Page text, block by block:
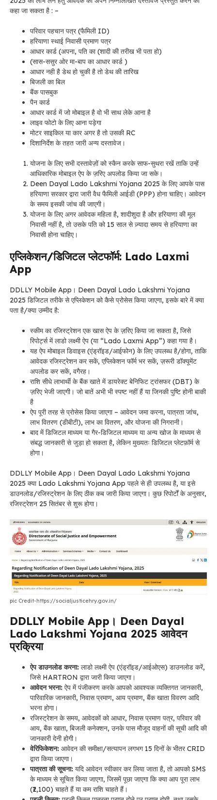
कहा जा सकता है : –
परिवार पहचान पत्र (फैमिली ID)
हरियाणा स्थाई निवासी प्रमाण पत्र
आधार कार्ड (अपना, पति का (शादी की तरीख भी पता हो)
(सास-ससुर ओर मा-बाप का आधार कार्ड )
आधार नही है डेथ हो चुकी है तो डेथ की तारिख
बिजली का बिल
बैंक पासबुक
पैन कार्ड
आधार कार्ड में जो मोबाइल है वो भी साथ लेके आना है
लाइव फोटो के लिए आना पड़ेगा
मोटर साइकिल या कार अगर है तो उसकी RC
दिशानिर्देश के तहत जारी अन्य दस्तावेज।
योजनाके लिएसभी दस्तावेज़ों को स्कैन करके साफ-सुथरा रखें ताकि उन्हें
आधिकारिक मोबाइल ऐप के ज़रिए अपलोड किया जा सके।
Deen Dayal Lado Lakshmi Yojana 2025 के लिएआपके पास
हरियाणा सरकार द्वारा जारी वैध फैमिली आईडी (PPP) होना चाहिए। आवेदन
के समय इसकी जांच की जाएगी।
योजनाके लिएअगर आवेदक महिला है, शादीशुदा है और हरियाणा की मूल
निवासी नहीं है, तो उसके पति को 15 साल से ज़्यादा समय से हरियाणा का
निवासी होना चाहिए।
एप्लिकेशन/डिजिटल प्लेटफॉर्म: Lado Laxmi
App
DDLLY Mobile App। Deen Dayal Lado Lakshmi Yojana
2025 डिजिटल तरीके से एप्लिकेशन को कैसे प्रोसेस किया जाएगा, इसके बारे में क्या
पता है/क्या उम्मीद है:
स्कीम का रजिस्ट्रेशन एक खास ऐप के ज़रिए किया जा सकता है, जिसे
रिपोर्ट्स में लाडो लक्ष्मी ऐप (या “Lado Laxmi App”) कहा गया है।
यह ऐप मोबाइल डिवाइस (एंड्रॉइड/आईफोन) के लिए उपलब्ध है/होगा, ताकि
आवेदक रजिस्ट्रेशन कर सकें, एप्लिकेशन फॉर्म भर सकें, ज़रूरी डॉक्यूमेंट
अपलोड कर सकें, वगैरह।
राशि सीधे लाभार्थी के बैंक खाते में डायरेक्ट बेनिफिट ट्रांसफर (DBT) के
ज़रिए भेजी जाएगी। जो बातें अभी भी स्पष्ट नहीं हैं या जिनकी पुष्टि होनी बाकी
है
ऐप पूरी तरह से प्रोसेस किया जाएगा – आवेदन जमा करना, पात्रता जांच,
लाभ वितरण (डीबीटी), लाभ का वितरण, और योजना की निगरानी।
बाद में डिजिटल माध्यम या गैर-डिजिटल माध्यम या अन्य खोज के माध्यम से
संबद्ध जानकारी से जुड़ा हो सकता है, लेकिन मुख्यतः डिजिटल प्लेटफ़ॉर्म से
होगा।
DDLLY Mobile App। Deen Dayal Lado Lakshmi Yojana
2025 क्या Lado Lakshmi Yojana App पहले से ही उपलब्ध है, या इसे
डाउनलोड/रजिस्ट्रेशन के लिए ठीक कब जारी किया जाएगा। कुछ रिपोर्टों के अनुसार,
रजिस्ट्रेशन 25 सितंबर से शुरू होगा।
pic Credit-https://socialjusticehry.gov.in/
DDLLY Mobile App। Deen Dayal
Lado Lakshmi Yojana 2025 आवेदन
प्रक्रिया
ऐप डाउनलोड करना: लाडो लक्ष्मी ऐप (एंड्रॉइड/आईओएस) डाउनलोड करें,
जिसे HARTRON द्वारा जारी किया जाएगा।
आवेदन भरना: ऐप में पंजीकरण करके आपको आवश्यक व्यक्तिगत जानकारी,
पारिवारिक जानकारी, निवास प्रमाण, आय प्रमाण, बैंक खाता विवरण आदि
भरना होगा।
रजिस्ट्रेशन के समय, आवेदकों को आधार, निवास प्रमाण पत्र, परिवार की
आय, बैंक खाता, बिजली कनेक्शन, उनके पास मौजूद वाहनों की सूची आदि की
जानकारी देनी होगी।
वेरिफिकेशन: आवेदन की समीक्षा/सत्यापन लगभग 15 दिनों के भीतर CRID
द्वारा किया जाएगा।
पात्रता की सूचना: यदि आवेदन स्वीकार कर लिया जाता है, तो आपको SMS
के माध्यम से सूचित किया जाएगा, जिसमें पूछा जाएगा कि क्या आप पूरा लाभ
(₹2,100) चाहते हैं या कम राशि चाहते हैं।